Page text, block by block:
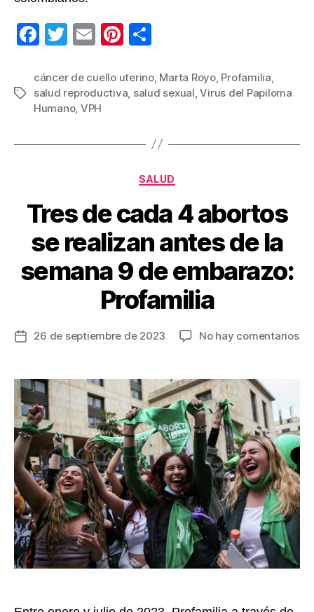
F
c
e
o
T
tt
er
E
ail
Pi
er
e
m
p
tir
Etiquetas
cáncer de cuello uterino, Marta Royo, Profamilia,
salud reproductiva, salud sexual,Virus del Papiloma
Humano, VPH
Categorías
SALUD
Tres de cada 4 abortos
se realizan antes de la
semana 9 de embarazo:
Profamilia
Fecha
entrada
26 de septiembre de 2023 No hay comentariosen
se
de
la
9